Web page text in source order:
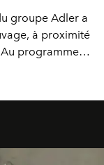
groupe Adler a
à proximité
Au programme :
l’un des plus